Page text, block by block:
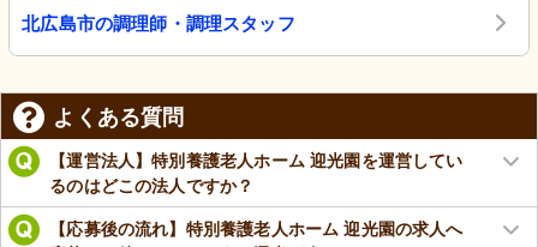
北広島市の調理師・調理スタッフ
よくある質問
【運営法人】特別養護老人ホーム 迎光園を運営してい
るのはどこの法人ですか？
【応募後の流れ】特別養護老人ホーム 迎光園の求人へ